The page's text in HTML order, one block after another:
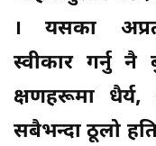
। यसका
स्वीकार गर्नु नै
क्षणहरूमा
सबैभन्दा ठूलो